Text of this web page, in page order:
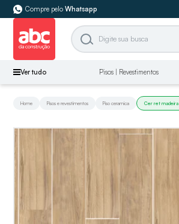
Compre pelo Whatsapp
Ver tudo Pisos | Revestimentos
Home Pisos e revestimentos Piso ceramica Cer ret madeira